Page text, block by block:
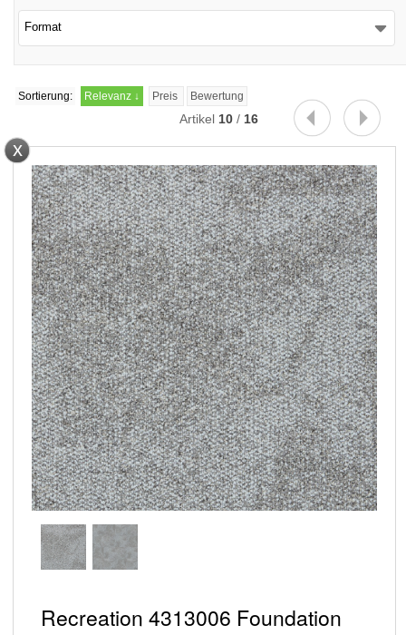
Format
Sortierung: Relevanz ↓ Preis Bewertung
Artikel 10 / 16
Recreation 4313006 Foundation
x